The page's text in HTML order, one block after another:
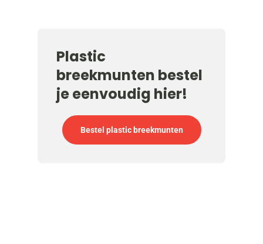
Plastic
breekmunten bestel
je eenvoudig hier!
Bestel plastic breekmunten